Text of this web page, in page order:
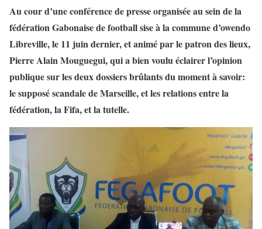
Au cour d’une conférence de presse organisée au sein de la
fédération Gabonaise de football sise à la commune d’owendo
Libreville, le 11 juin dernier, et animé par le patron des lieux,
Pierre Alain Mouguegui, qui a bien voulu éclairer l’opinion
publique sur les deux dossiers brûlants du moment à savoir:
le supposé scandale de Marseille, et les relations entre la
fédération, la Fifa, et la tutelle.